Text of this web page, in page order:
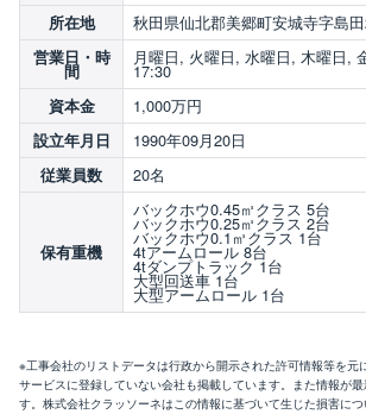
所在地 秋田県仙北郡美郷町安城寺字島
営業日・時
間
月曜日, 火曜日, 水曜日, 木曜日,
17:30
資本金 1,000万円
設立年月日 1990年09月20日
従業員数 20名
保有重機
バックホウ0.45㎥クラス 5台
バックホウ0.25㎥クラス 2台
バックホウ0.1㎥クラス 1台
4tアームロール 8台
4tダンプトラック 1台
大型回送車 1台
大型アームロール 1台
※工事会社のリストデータは行政から開示された許可情報等を元
サービスに登録していない会社も掲載しています。また情報が
す。株式会社クラッソーネはこの情報に基づいて生じた損害につ